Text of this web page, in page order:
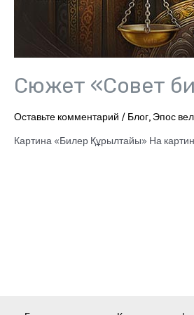
Сюжет «Совет
Оставьте комментарий / Блог, Эпос
Картина «Билер Құрылтайы» На